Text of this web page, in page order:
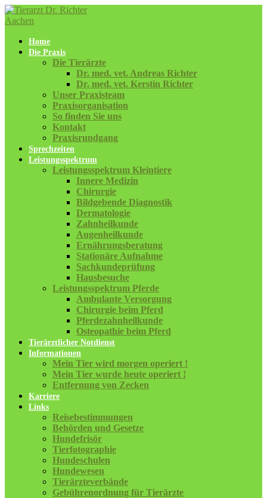
Home
Die Praxis
Die Tierärzte
Dr. med. vet. Andreas Richter
Dr. med. vet. Kerstin Richter
Unser Praxisteam
Praxisorganisation
So finden Sie uns
Kontakt
Praxisrundgang
Sprechzeiten
Leistungsspektrum
Leistungsspektrum Kleintiere
Innere Medizin
Chirurgie
Bildgebende Diagnostik
Dermatologie
Zahnheilkunde
Augenheilkunde
Ernährungsberatung
Stationäre Aufnahme
Sachkundeprüfung
Hausbesuche
Leistungsspektrum Pferde
Ambulante Versorgung
Chirurgie beim Pferd
Pferdezahnheilkunde
Osteopathie beim Pferd
Tierärztlicher Notdienst
Informationen
Mein Tier wird morgen operiert !
Mein Tier wurde heute operiert !
Entfernung von Zecken
Karriere
Links
Reisebestimmungen
Behörden und Gesetze
Hundefrisör
Tierfotographie
Hundeschulen
Hundewesen
Tierärzteverbände
Gebührenordnung für Tierärzte